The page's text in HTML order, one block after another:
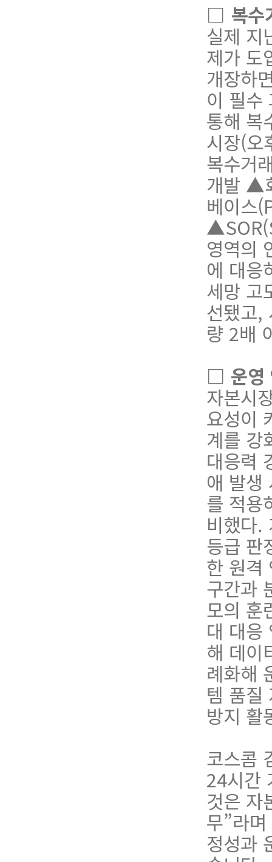
□ 복수
실제 지
제가 도
개장하
이 필수
통해 복
시장(오
복수거
개발 ▲
베이스
영역의
에 대응
세망 고
선됐고,
량 2배
□ 운영
자본시
요성이
계를 강
대응력
애 발생
를 적용
비했다.
등급 판
한 원격
구간과
모의 훈
대 대응
해 데이
례화해
템 품질
방지 활
코스콤
24시간
것은 자
무”라
정성과